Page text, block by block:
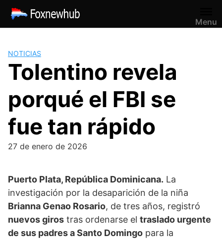
Saltar
contenido
Menu
NOTICIAS
Tolentino revela
porqué el FBI se
fue tan rápido
27 de enero de 2026
Puerto Plata, República Dominicana. La
investigación por la desaparición de la niña
Brianna Genao Rosario, de tres años, registró
nuevos giros tras ordenarse el traslado urgente
de sus padres a Santo Domingo para la